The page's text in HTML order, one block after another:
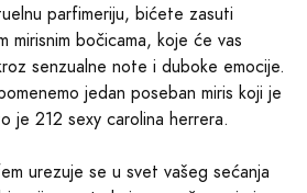
parfimeriju, bićete zasuti
mirisnim bočicama, koje će vas
senzualne note i duboke emocije.
jedan poseban miris koji je
je 212 sexy carolina herrera.
urezuje se u svet vašeg sećanja